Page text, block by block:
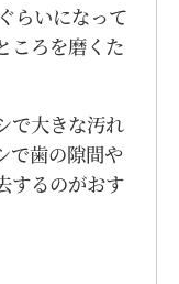
らいになって
ころを磨くた
で大きな汚れ
で歯の隙間や
するのがおす